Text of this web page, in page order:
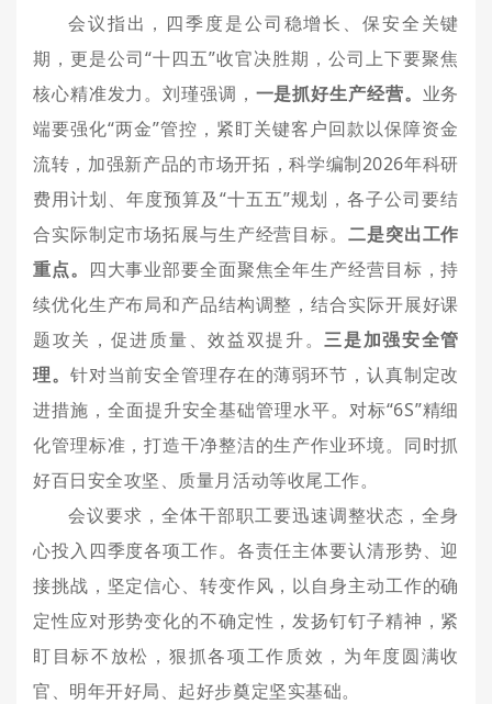
会议指出，四季度是公司稳增长、保安全关键
期，更是公司“十四五”收官决胜期，公司上下要聚焦
核心精准发力。刘瑾强调， 一是抓好生产经营。 业务
端要强化“两金”管控，紧盯关键客户回款以保障资金
流转，加强新产品的市场开拓，科学编制2026年科研
费用计划、年度预算及“十五五”规划，各子公司要结
合实际制定市场拓展与生产经营目标。二是突出工作
重点。 四大事业部要全面聚焦全年生产经营目标，持
续优化生产布局和产品结构调整，结合实际开展好课
题攻关，促进质量、效益双提升。三是加强安全管
理。 针对当前安全管理存在的薄弱环节，认真制定改
进措施，全面提升安全基础管理水平。对标“6S”精细
化管理标准，打造干净整洁的生产作业环境。同时抓
好百日安全攻坚、质量月活动等收尾工作。
会议要求，全体干部职工要迅速调整状态，全身
心投入四季度各项工作。各责任主体要认清形势、迎
接挑战，坚定信心、转变作风，以自身主动工作的确
定性应对形势变化的不确定性，发扬钉钉子精神，紧
盯目标不放松，狠抓各项工作质效，为年度圆满收
官、明年开好局、起好步奠定坚实基础。